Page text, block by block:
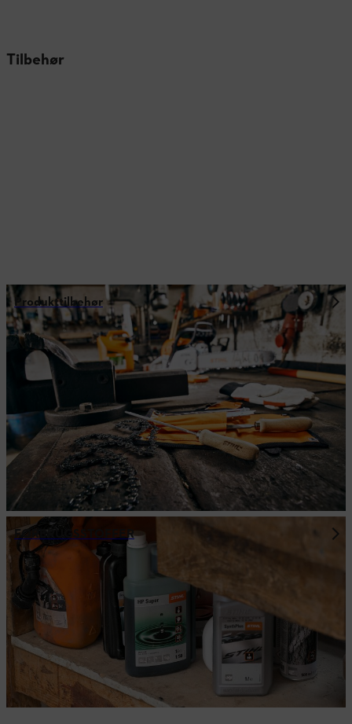
Tilbehør
Produkttilbehør
FORBRUGSSTOFFER